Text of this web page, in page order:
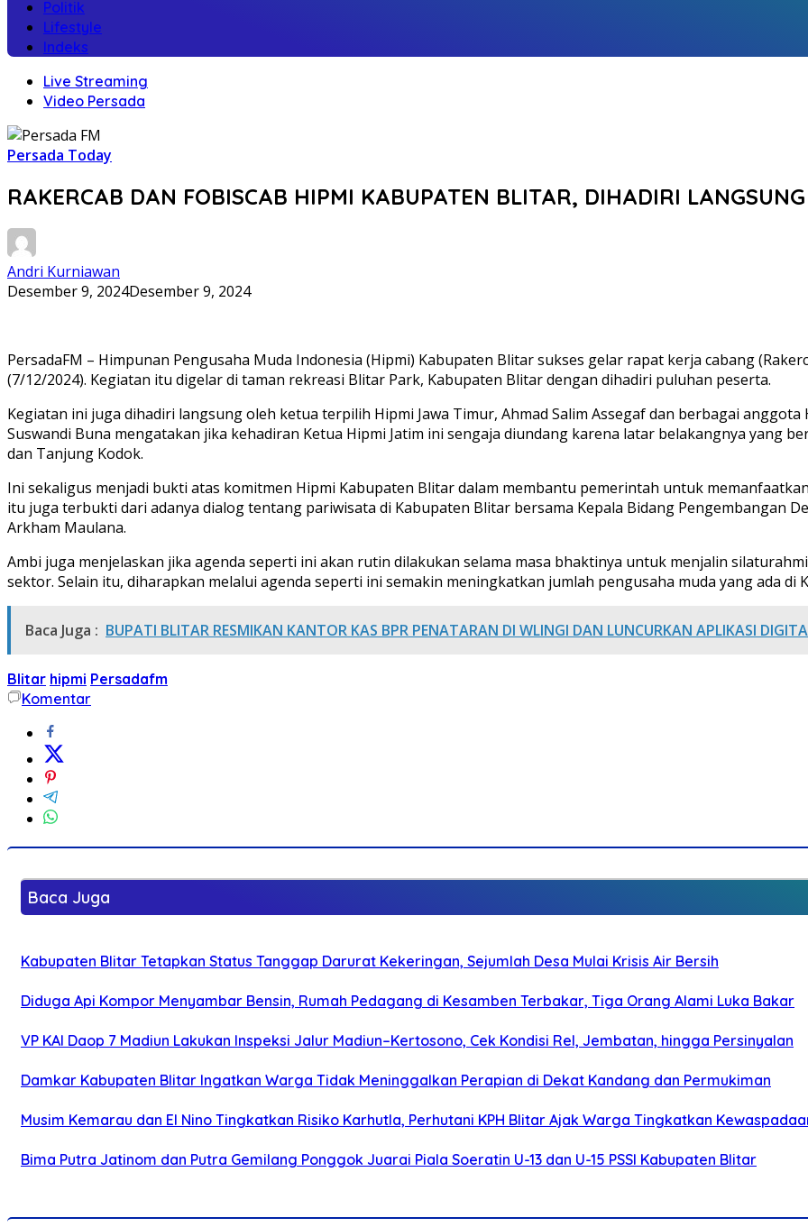
Politik
Lifestyle
Indeks
Live Streaming
Video Persada
Persada Today
RAKERCAB DAN FOBISCAB HIPMI KABUPATEN BLITAR, DIHADIRI
Andri Kurniawan
Desember 9, 2024Desember 9, 2024
PersadaFM – Himpunan Pengusaha Muda Indonesia (Hipmi) Kabupaten Blitar sukses gelar rapat kerja cabang
(7/12/2024). Kegiatan itu digelar di taman rekreasi Blitar Park, Kabupaten Blitar dengan dihadiri puluhan peserta.
Kegiatan ini juga dihadiri langsung oleh ketua terpilih Hipmi Jawa Timur, Ahmad Salim Assegaf dan berbagai
Suswandi Buna mengatakan jika kehadiran Ketua Hipmi Jatim ini sengaja diundang karena latar belakangnya yang
dan Tanjung Kodok.
Ini sekaligus menjadi bukti atas komitmen Hipmi Kabupaten Blitar dalam membantu pemerintah untuk
itu juga terbukti dari adanya dialog tentang pariwisata di Kabupaten Blitar bersama Kepala Bidang Pengembangan
Arkham Maulana.
Ambi juga menjelaskan jika agenda seperti ini akan rutin dilakukan selama masa bhaktinya untuk menjalin
sektor. Selain itu, diharapkan melalui agenda seperti ini semakin meningkatkan jumlah pengusaha muda yang ada di
Baca Juga : BUPATI BLITAR RESMIKAN KANTOR KAS BPR PENATARAN DI WLINGI DAN LUNCURKAN APLIKASI
Blitar hipmi Persadafm
Komentar
Baca Juga
Kabupaten Blitar Tetapkan Status Tanggap Darurat Kekeringan, Sejumlah Desa Mulai Krisis Air Bersih
Diduga Api Kompor Menyambar Bensin, Rumah Pedagang di Kesamben Terbakar, Tiga Orang Alami Luka Bakar
VP KAI Daop 7 Madiun Lakukan Inspeksi Jalur Madiun–Kertosono, Cek Kondisi Rel, Jembatan, hingga Persinyalan
Damkar Kabupaten Blitar Ingatkan Warga Tidak Meninggalkan Perapian di Dekat Kandang dan Permukiman
Musim Kemarau dan El Nino Tingkatkan Risiko Karhutla, Perhutani KPH Blitar Ajak Warga Tingkatkan
Bima Putra Jatinom dan Putra Gemilang Ponggok Juarai Piala Soeratin U-13 dan U-15 PSSI Kabupaten Blitar